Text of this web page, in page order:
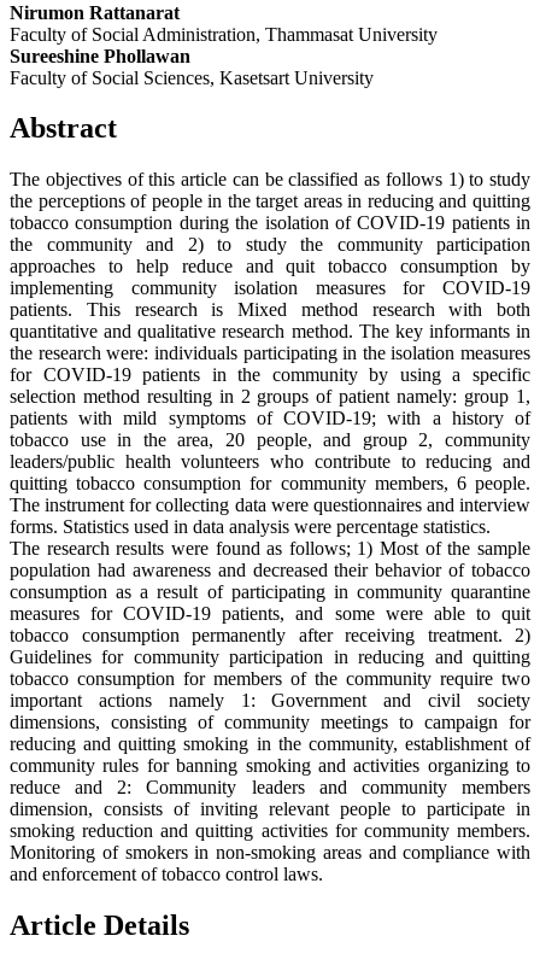
Nirumon Rattanarat
Faculty of Social Administration, Thammasat University
Sureeshine Phollawan
Faculty of Social Sciences, Kasetsart University
Abstract
The objectives of this article can be classified as follows 1) to study
the perceptions of people in the target areas in reducing and quitting
tobacco consumption during the isolation of COVID-19 patients in
the community and 2) to study the community participation
approaches to help reduce and quit tobacco consumption by
implementing community isolation measures for COVID-19
patients. This research is Mixed method research with both
quantitative and qualitative research method. The key informants in
the research were: individuals participating in the isolation measures
for COVID-19 patients in the community by using a specific
selection method resulting in 2 groups of patient namely: group 1,
patients with mild symptoms of COVID-19; with a history of
tobacco use in the area, 20 people, and group 2, community
leaders/public health volunteers who contribute to reducing and
quitting tobacco consumption for community members, 6 people.
The instrument for collecting data were questionnaires and interview
forms. Statistics used in data analysis were percentage statistics.
The research results were found as follows; 1) Most of the sample
population had awareness and decreased their behavior of tobacco
consumption as a result of participating in community quarantine
measures for COVID-19 patients, and some were able to quit
tobacco consumption permanently after receiving treatment. 2)
Guidelines for community participation in reducing and quitting
tobacco consumption for members of the community require two
important actions namely 1: Government and civil society
dimensions, consisting of community meetings to campaign for
reducing and quitting smoking in the community, establishment of
community rules for banning smoking and activities organizing to
reduce and 2: Community leaders and community members
dimension, consists of inviting relevant people to participate in
smoking reduction and quitting activities for community members.
Monitoring of smokers in non-smoking areas and compliance with
and enforcement of tobacco control laws.
Article Details